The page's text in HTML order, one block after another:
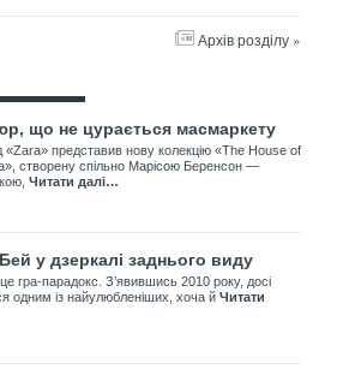
Архів розділу »
що не цурається масмаркету
«Zara» представив нову колекцію «The House of
створену спільно Марісою Беренсон —
Читати далі…
у дзеркалі заднього виду
гра-парадокс. З’явившись 2010 року, досі
одним із найулюбленіших, хоча й Читати